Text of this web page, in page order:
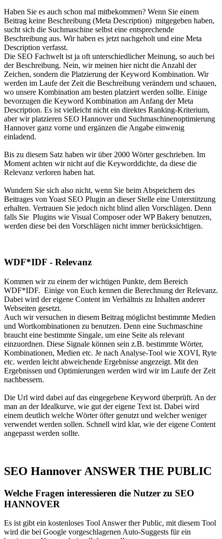
Haben Sie es auch schon mal mitbekommen? Wenn Sie einem
Beitrag keine Beschreibung (Meta Description) mitgegeben haben,
sucht sich die Suchmaschine selbst eine entsprechende
Beschreibung aus. Wir haben es jetzt nachgeholt und eine Meta
Description verfasst.
Die SEO Fachwelt ist ja oft unterschiedlicher Meinung, so auch bei
der Beschreibung. Nein, wir meinen hier nicht die Anzahl der
Zeichen, sondern die Platzierung der Keyword Kombination. Wir
werden im Laufe der Zeit die Beschreibung verändern und schauen,
wo unsere Kombination am besten platziert werden sollte. Einige
bevorzugen die Keyword Kombination am Anfang der Meta
Description. Es ist vielleicht nicht ein direktes Ranking-Kriterium,
aber wir platzieren SEO Hannover und Suchmaschinenoptimierung
Hannover ganz vorne und ergänzen die Angabe einwenig
einladend.
Bis zu diesem Satz haben wir über 2000 Wörter geschrieben. Im
Moment achten wir nicht auf die Keyworddichte, da diese die
Relevanz verloren haben hat.
Wundern Sie sich also nicht, wenn Sie beim Abspeichern des
Beitrages von Yoast SEO Plugin an dieser Stelle eine Unterstützung
erhalten. Vertrauen Sie jedoch nicht blind allen Vorschlägen. Denn
falls Sie Plugins wie Visual Composer oder WP Bakery benutzen,
werden diese bei den Vorschlägen nicht immer berücksichtigen.
WDF*IDF - Relevanz
Kommen wir zu einem der wichtigen Punkte, dem Bereich
WDF*IDF. Einige von Euch kennen die Berechnung der Relevanz.
Dabei wird der eigene Content im Verhältnis zu Inhalten anderer
Webseiten gesetzt.
Auch wir versuchen in diesem Beitrag möglichst bestimmte Medien
und Wortkombinationen zu benutzen. Denn eine Suchmaschine
braucht eine bestimmte Singale, um eine Seite als relevant
einzuordnen. Diese Signale können sein z.B. bestimmte Wörter,
Kombinationen, Medien etc. Je nach Analyse-Tool wie XOVI, Ryte
etc. werden leicht abweichende Ergebnisse angezeigt. Mit den
Ergebnissen und Optimierungen werden wird wir im Laufe der Zeit
nachbessern.
Die Url wird dabei auf das eingegebene Keyword überprüft. An der
man an der Idealkurve, wie gut der eigene Text ist. Dabei wird
einem deutlich welche Wörter öfter genutzt und welcher weniger
verwendet werden sollen. Schnell wird klar, wie der eigene Content
angepasst werden sollte.
SEO Hannover ANSWER THE PUBLIC
Welche Fragen interessieren die Nutzer zu SEO
HANNOVER
Es ist gibt ein kostenloses Tool Answer ther Public, mit diesem Tool
wird die bei Google vorgeschlagenen Auto-Suggests für ein